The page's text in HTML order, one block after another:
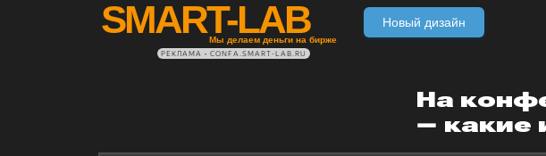
SMART-LAB
Мы делаем деньги на бирже
Новый дизайн
РЕКЛАМА • CONFA.SMART-LAB.RU